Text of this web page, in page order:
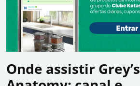
Onde assistir Grey’s